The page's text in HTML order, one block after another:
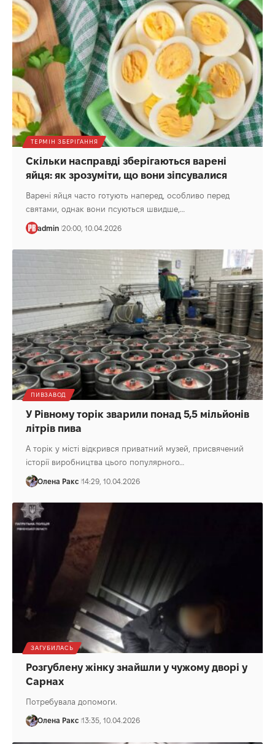
ТЕРМІН ЗБЕРІГАННЯ
Скільки насправді зберігаються варені
яйця: як зрозуміти, що вони зіпсувалися
Варені яйця часто готують наперед, особливо перед
святами, однак вони псуються швидше,…
admin 20:00, 10.04.2026
ПИВЗАВОД
У Рівному торік зварили понад 5,5 мільйонів
літрів пива
А торік у місті відкрився приватний музей, присвячений
історії виробництва цього популярного…
Олена Ракс 14:29, 10.04.2026
ЗАГУБИЛАСЬ
Розгублену жінку знайшли у чужому дворі у
Сарнах
Потребувала допомоги.
Олена Ракс 13:35, 10.04.2026